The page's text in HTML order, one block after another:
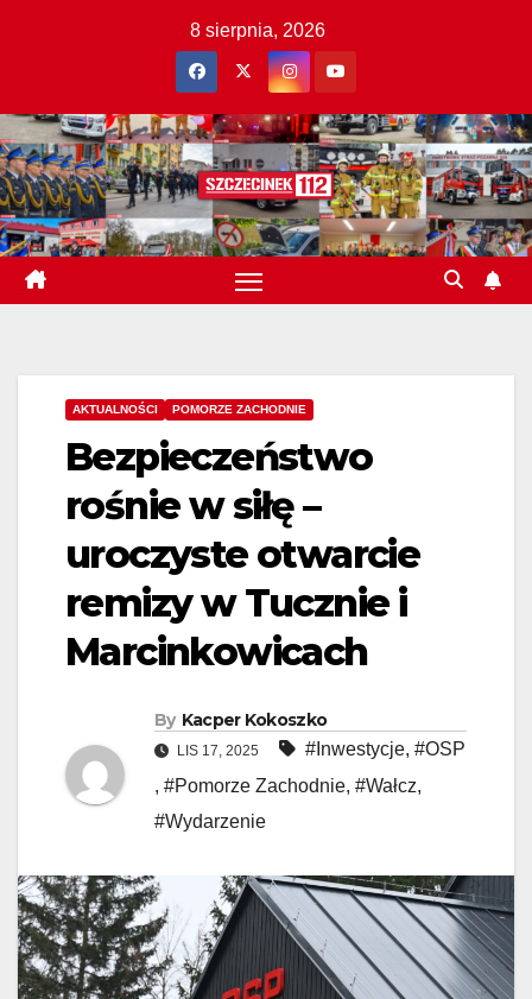
8 sierpnia, 2026
AKTUALNOŚCI POMORZE ZACHODNIE
Bezpieczeństwo
rośnie w siłę –
uroczyste otwarcie
remizy w Tucznie i
Marcinkowicach
By Kacper Kokoszko
LIS 17, 2025 #Inwestycje, #OSP
, #Pomorze Zachodnie, #Wałcz,
#Wydarzenie